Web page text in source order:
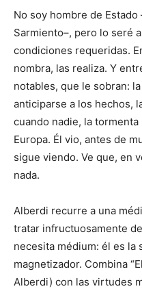
No soy hombre de
Sarmiento–, pero lo seré
condiciones requeridas.
nombra, las realiza. Y
notables, que le sobran:
anticiparse a los hechos,
cuando nadie, la
Europa. Él vio, antes de
sigue viendo. Ve que, en
nada.
Alberdi recurre a una
tratar infructuosamente
necesita médium: él es la
magnetizador. Combina
Alberdi) con las virtudes